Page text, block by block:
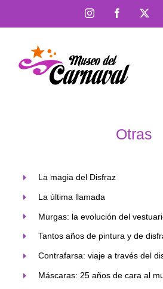
InstagramFacebook
Otras
La magia del Disfraz
La última llamada
Murgas: la evolución del
Tantos años de pintura y de
Contrafarsa: viaje a través del
Máscaras: 25 años de cara al